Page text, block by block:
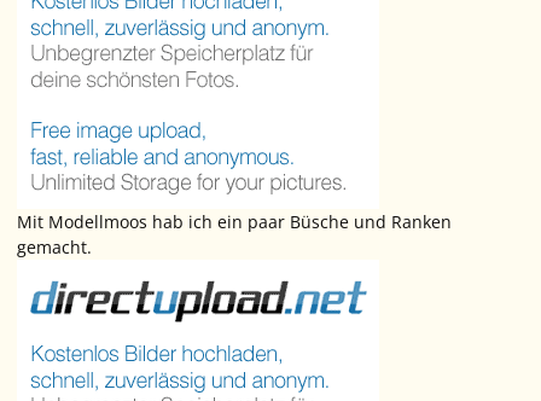
Mit Modellmoos hab ich ein paar Büsche und Ranken
gemacht.